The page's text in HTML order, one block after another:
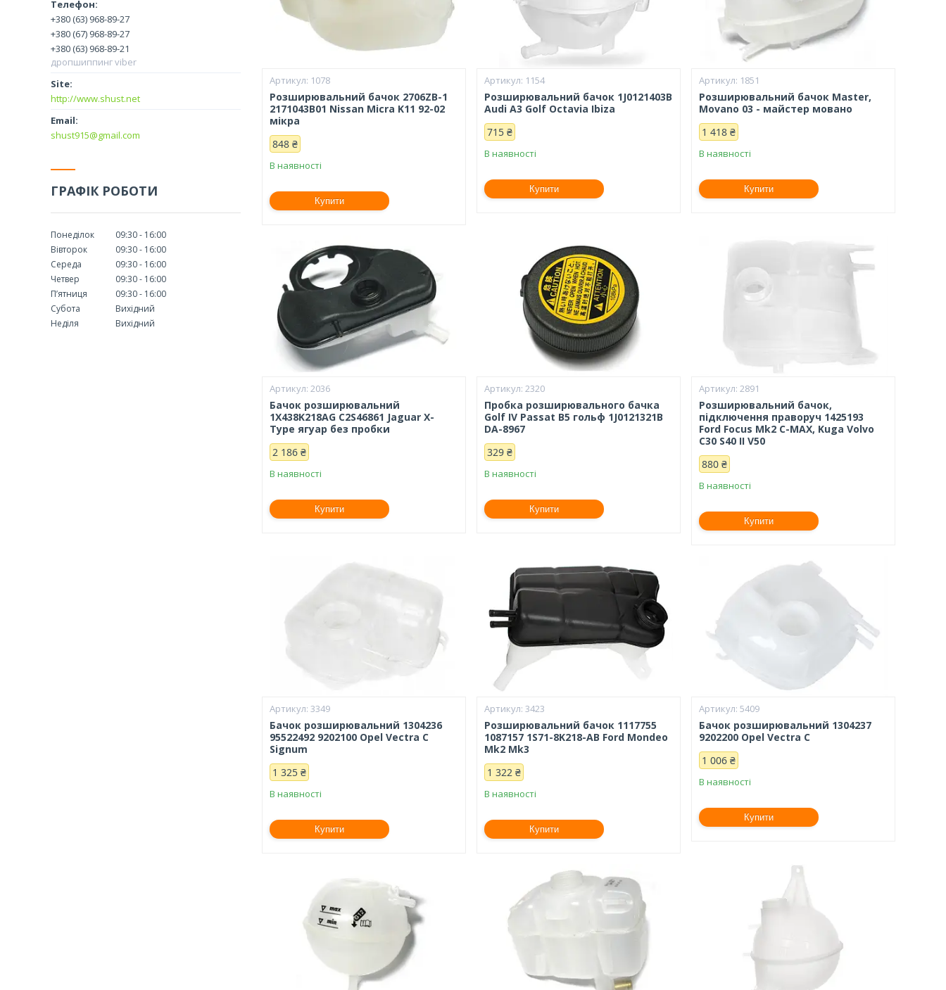
1078
Розширювальний бачок 2706ZB-1
2171043B01 Nissan Micra K11 92-02
мікра
848 ₴
В наявності
Купити
1154
Розширювальний бачок 1J0121403B
Audi A3 Golf Octavia Ibiza
715 ₴
В наявності
Купити
1851
Розширювальний бачок Master,
Movano 03 - майстер мовано
1 418 ₴
В наявності
Купити
2036
Бачок розширювальний
1X438K218AG C2S46861 Jaguar X-
Type ягуар без пробки
2 186 ₴
В наявності
Купити
2320
Пробка розширювального бачка
Golf IV Passat B5 гольф 1J0121321B
DA-8967
329 ₴
В наявності
Купити
2891
Розширювальний бачок,
підключення праворуч 1425193
Ford Focus Mk2 C-MAX, Kuga Volvo
C30 S40 II V50
880 ₴
В наявності
Купити
3349
Бачок розширювальний 1304236
95522492 9202100 Opel Vectra C
Signum
1 325 ₴
В наявності
Купити
3423
Розширювальний бачок 1117755
1087157 1S71-8K218-AB Ford Mondeo
Mk2 Mk3
1 322 ₴
В наявності
Купити
5409
Бачок розширювальний 1304237
9202200 Opel Vectra C
1 006 ₴
В наявності
Купити
+380 (63) 968-89-27
+380 (67) 968-89-27
+380 (63) 968-89-21
дропшиппинг viber
http://www.shust.net
shust915@gmail.com
ГРАФІК РОБОТИ
Понеділок 09:30
16:00
Вівторок
09:30
16:00
Середа
09:30
16:00
Четвер
09:30
16:00
Пʼятниця
09:30
16:00
Субота
Вихідний
Неділя
Вихідний